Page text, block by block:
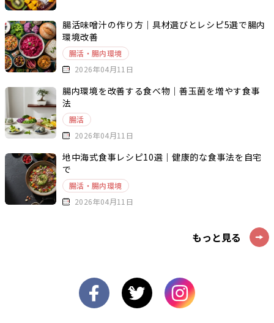
腸活味噌汁の作り方｜具材選びとレシピ5選で腸内
環境改善
腸活・腸内環境
2026年04月11日
腸内環境を改善する食べ物｜善玉菌を増やす食事
法
腸活
2026年04月11日
地中海式食事レシピ10選｜健康的な食事法を自宅
で
腸活・腸内環境
2026年04月11日
もっと見る